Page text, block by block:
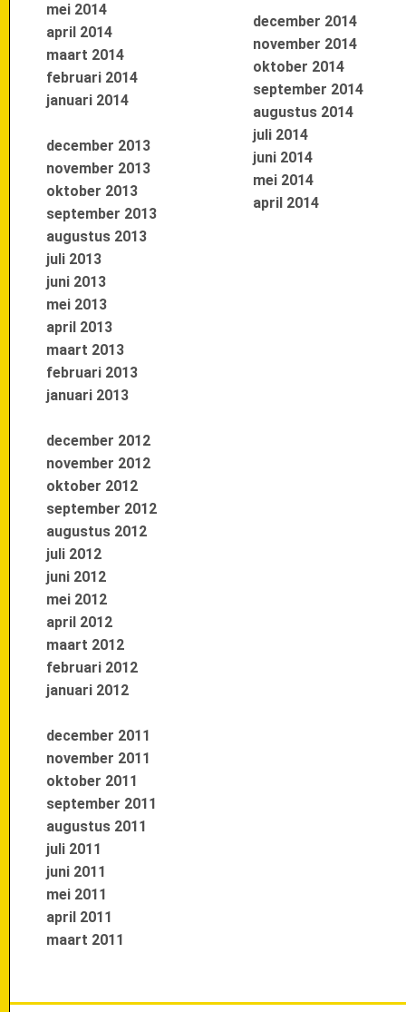
mei 2014
april 2014
maart 2014
februari 2014
januari 2014
december 2013
november 2013
oktober 2013
september 2013
augustus 2013
juli 2013
juni 2013
mei 2013
april 2013
maart 2013
februari 2013
januari 2013
december 2012
november 2012
oktober 2012
september 2012
augustus 2012
juli 2012
juni 2012
mei 2012
april 2012
maart 2012
februari 2012
januari 2012
december 2011
november 2011
oktober 2011
september 2011
augustus 2011
juli 2011
juni 2011
mei 2011
april 2011
maart 2011
december 2014
november 2014
oktober 2014
september 2014
augustus 2014
juli 2014
juni 2014
mei 2014
april 2014